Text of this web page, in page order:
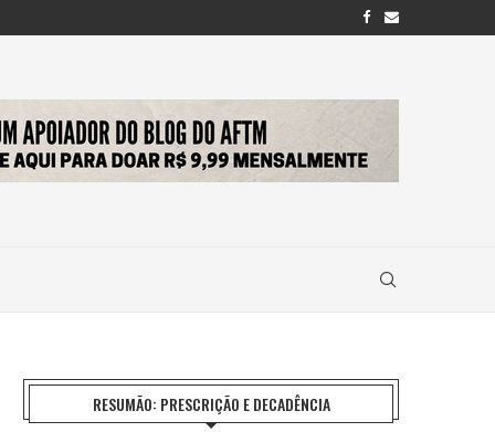
RESUMÃO: PRESCRIÇÃO E DECADÊNCIA